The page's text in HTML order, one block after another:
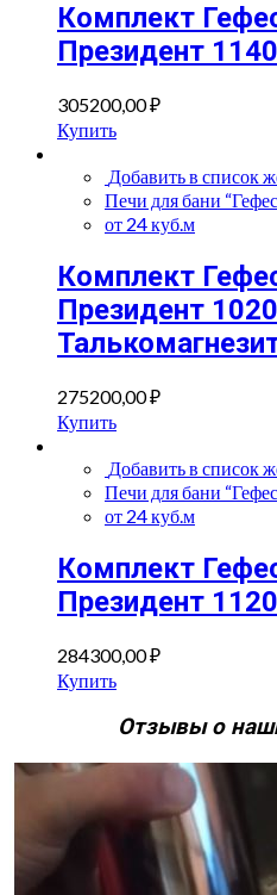
Комплект
Президент
305200,00₽
Купить
Добавить в список
Печи для бани
от 24 куб.м
Комплект
Президент
275200,00₽
Купить
Добавить в список
Печи для бани
от 24 куб.м
Комплект
Президент
284300,00₽
Купить
Отзывы о